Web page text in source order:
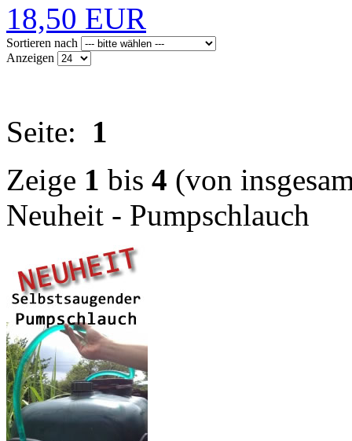
18,50 EUR
Sortieren nach
Anzeigen
Seite: 1
Zeige 1 bis 4 (von
Neuheit - Pumpschlauch